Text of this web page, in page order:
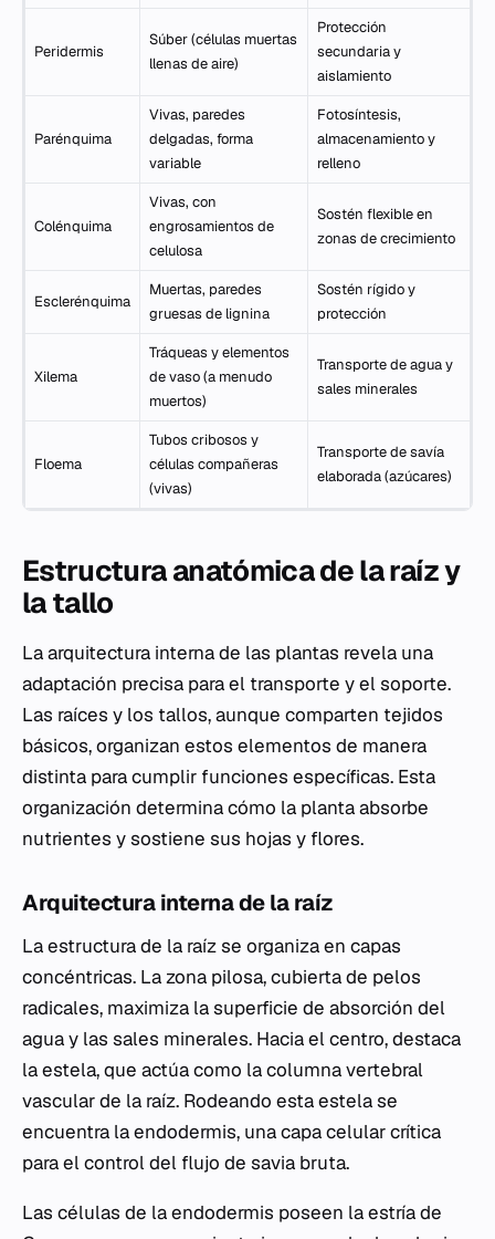
Peridermis
Súber (células muertas
llenas de aire)
Protección
secundaria y
aislamiento
Parénquima
Vivas, paredes
delgadas, forma
variable
Fotosíntesis,
almacenamiento y
relleno
Colénquima
Vivas, con
engrosamientos de
celulosa
Sostén flexible en
zonas de crecimiento
Esclerénquima
Muertas, paredes
gruesas de lignina
Sostén rígido y
protección
Xilema
Tráqueas y elementos
de vaso (a menudo
muertos)
Transporte de agua y
sales minerales
Floema
Tubos cribosos y
células compañeras
(vivas)
Transporte de savía
elaborada (azúcares)
Estructura anatómica de la raíz y
la tallo
La arquitectura interna de las plantas revela una
adaptación precisa para el transporte y el soporte.
Las raíces y los tallos, aunque comparten tejidos
básicos, organizan estos elementos de manera
distinta para cumplir funciones específicas. Esta
organización determina cómo la planta absorbe
nutrientes y sostiene sus hojas y flores.
Arquitectura interna de la raíz
La estructura de la raíz se organiza en capas
concéntricas. La zona pilosa, cubierta de pelos
radicales, maximiza la superficie de absorción del
agua y las sales minerales. Hacia el centro, destaca
la estela, que actúa como la columna vertebral
vascular de la raíz. Rodeando esta estela se
encuentra la endodermis, una capa celular crítica
para el control del flujo de savia bruta.
Las células de la endodermis poseen la estría de